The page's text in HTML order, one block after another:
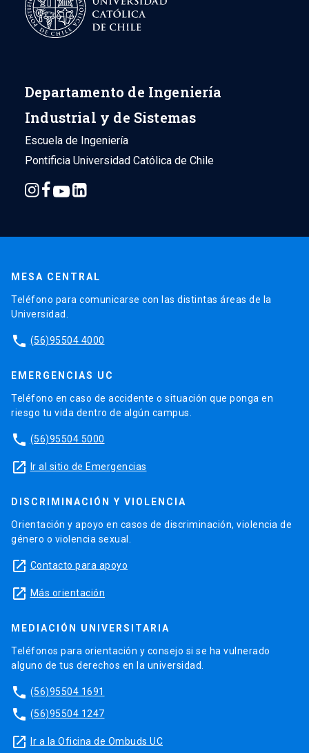
Departamento de Ingeniería
Industrial y de Sistemas
Escuela de Ingeniería
Pontificia Universidad Católica de Chile
MESA CENTRAL
Teléfono para comunicarse con las distintas áreas de la
Universidad.
phone (56)95504 4000
EMERGENCIAS UC
Teléfono en caso de accidente o situación que ponga en
riesgo tu vida dentro de algún campus.
phone (56)95504 5000
launch Ir al sitio de Emergencias
DISCRIMINACIÓN Y VIOLENCIA
Orientación y apoyo en casos de discriminación, violencia de
género o violencia sexual.
launch Contacto para apoyo
launch Más orientación
MEDIACIÓN UNIVERSITARIA
Teléfonos para orientación y consejo si se ha vulnerado
alguno de tus derechos en la universidad.
phone (56)95504 1691
phone (56)95504 1247
launch Ir a la Oficina de Ombuds UC